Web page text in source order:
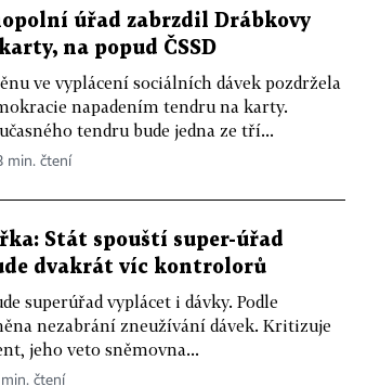
úřad zabrzdil Drábkovy
na popud ČSSD
ve vyplácení sociálních dávek pozdržela
napadením tendru na karty.
tendru bude jedna ze tří...
min. čtení
Stát spouští super-úřad
dvakrát víc kontrolorů
superúřad vyplácet i dávky. Podle
nezabrání zneužívání dávek. Kritizuje
jeho veto sněmovna...
min. čtení